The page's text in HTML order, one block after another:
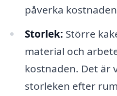
påverka
Storlek: Större
material och
kostnaden. Det är
storleken efter